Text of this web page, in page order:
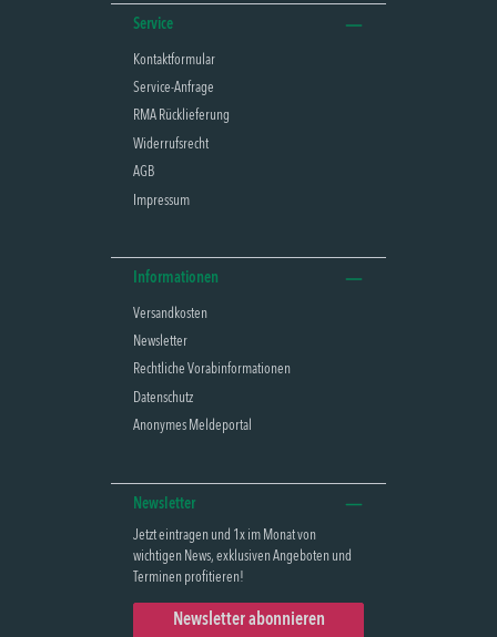
Service
Kontaktformular
Service-Anfrage
RMA Rücklieferung
Widerrufsrecht
AGB
Impressum
Informationen
Versandkosten
Newsletter
Rechtliche Vorabinformationen
Datenschutz
Anonymes Meldeportal
Newsletter
Jetzt eintragen und 1x im Monat von
wichtigen News, exklusiven Angeboten und
Terminen profitieren!
Newsletter abonnieren